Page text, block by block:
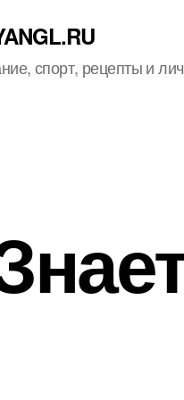
спорт, рецепты и